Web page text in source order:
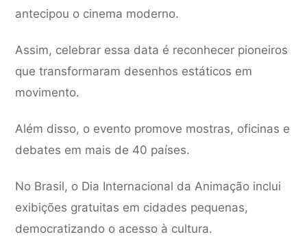
antecipou o cinema moderno.
Assim, celebrar essa data é reconhecer pioneiros
que transformaram desenhos estáticos em
movimento.
Além disso, o evento promove mostras, oficinas e
debates em mais de 40 países.
No Brasil, o Dia Internacional da Animação inclui
exibições gratuitas em cidades pequenas,
democratizando o acesso à cultura.